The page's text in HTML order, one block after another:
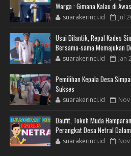
Warga : Gimana Kalau di
suarakerinci.id Jul
Usai Dilantik, Repal Kades
Bersama-sama Memajukan
suarakerinci.id Jan
Pemilihan Kepala Desa
Sukses
suarakerinci.id
Daufit, Tokoh Muda
Perangkat Desa Netral
suarakerinci.id